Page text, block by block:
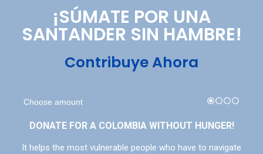
¡SÚMATE POR UNA
SANTANDER SIN HAMBRE!
Contribuye Ahora